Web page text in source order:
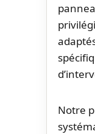
Notre